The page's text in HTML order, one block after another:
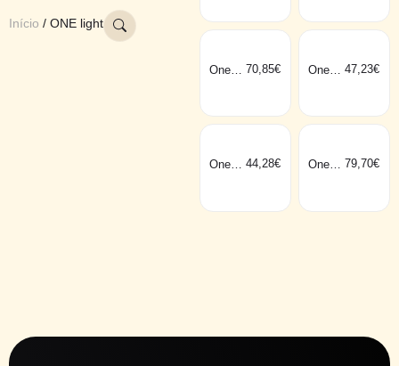
Início / ONE light
N/BBS
N/BBS
One
70,85€
One
N/BBS
47,23€
One
44,28€
One
79,70€